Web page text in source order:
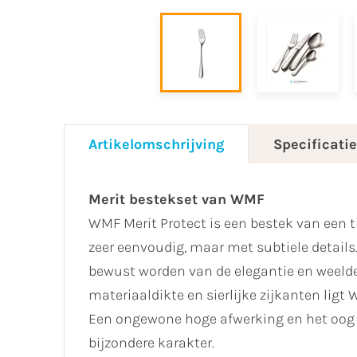
Artikelomschrijving
Merit bestekset van WMF
WMF Merit Protect is een bestek van
zeer eenvoudig, maar met subtiele
bewust worden van de elegantie en
materiaaldikte en sierlijke zijkanten ligt
Een ongewone hoge afwerking en het
bijzondere karakter.